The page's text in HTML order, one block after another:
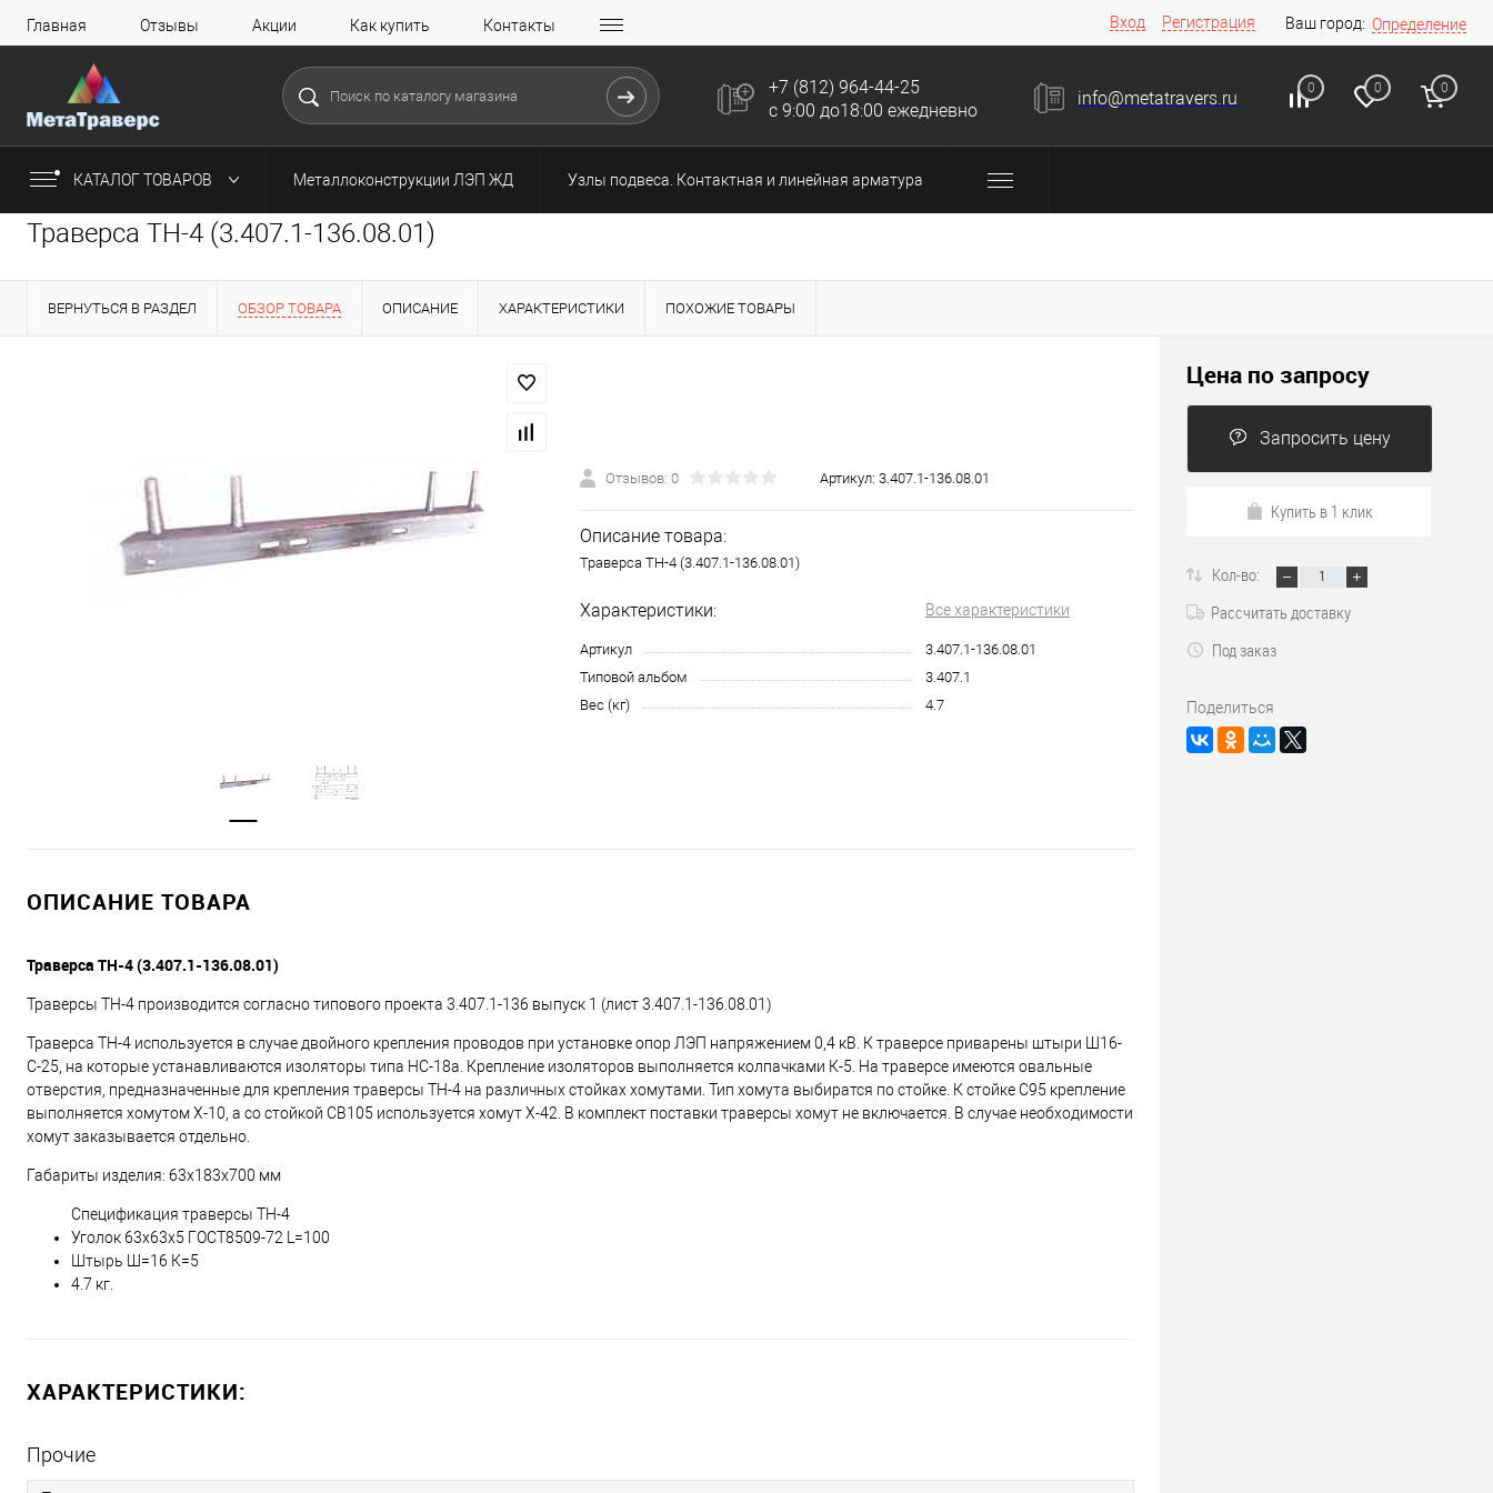
Главная Отзывы Акции Как купить Контакты Вход Регистрация Ваш город: Определение
+7 (812) 964-44-25
с 9:00 до18:00 ежедневно
info@metatravers.ru 0 0 0
КАТАЛОГ ТОВАРОВ Металлоконструкции ЛЭП ЖД Узлы подвеса. Контактная и линейная арматура
Траверса ТН-4 (3.407.1-136.08.01)
ВЕРНУТЬСЯ В РАЗДЕЛ ОБЗОР ТОВАРА ОПИСАНИЕ ХАРАКТЕРИСТИКИ ПОХОЖИЕ ТОВАРЫ
Отзывов: 0 Артикул: 3.407.1-136.08.01
Описание товара:
Траверса ТН-4 (3.407.1-136.08.01)
Характеристики: Все характеристики
Артикул
3.407.1-136.08.01
Типовой альбом
3.407.1
Вес (кг)
4.7
ОПИСАНИЕ ТОВАРА
Траверса ТН-4 (3.407.1-136.08.01)
Траверсы ТН-4 производится согласно типового проекта 3.407.1-136 выпуск 1 (лист 3.407.1-136.08.01)
Траверса ТН-4 используется в случае двойного крепления проводов при установке опор ЛЭП напряжением 0,4 кВ. К траверсе приварены штыри Ш16-
С-25, на которые устанавливаются изоляторы типа НС-18а. Крепление изоляторов выполняется колпачками К-5. На траверсе имеются овальные
отверстия, предназначенные для крепления траверсы ТН-4 на различных стойках хомутами. Тип хомута выбиратся по стойке. К стойке С95 крепление
выполняется хомутом Х-10, а со стойкой СВ105 используется хомут Х-42. В комплект поставки траверсы хомут не включается. В случае необходимости
хомут заказывается отдельно.
Габариты изделия: 63х183х700 мм
Спецификация траверсы ТН-4
Уголок 63х63х5 ГОСТ8509-72 L=100
Штырь Ш=16 К=5
4.7 кг.
ХАРАКТЕРИСТИКИ:
Прочие
Цена по запросу
Запросить цену
Купить в 1 клик
Кол-во:
Рассчитать доставку
Под заказ
Поделиться